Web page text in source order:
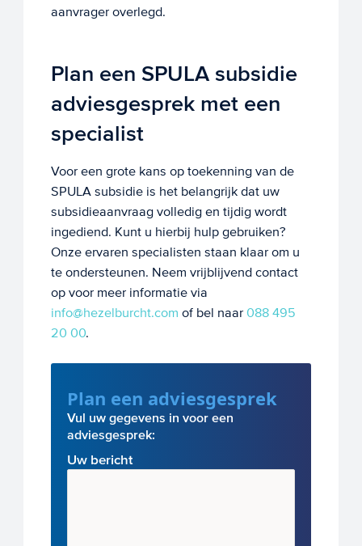
aanvrager overlegd.
Plan een SPULA subsidie
adviesgesprek met een
specialist
Voor een grote kans op toekenning van de
SPULA subsidie is het belangrijk dat uw
subsidieaanvraag volledig en tijdig wordt
ingediend. Kunt u hierbij hulp gebruiken?
Onze ervaren specialisten staan klaar om u
te ondersteunen. Neem vrijblijvend contact
op voor meer informatie via
info@hezelburcht.com of bel naar 088 495
20 00.
Plan een adviesgesprek
Vul uw gegevens in voor een
adviesgesprek:
Uw bericht